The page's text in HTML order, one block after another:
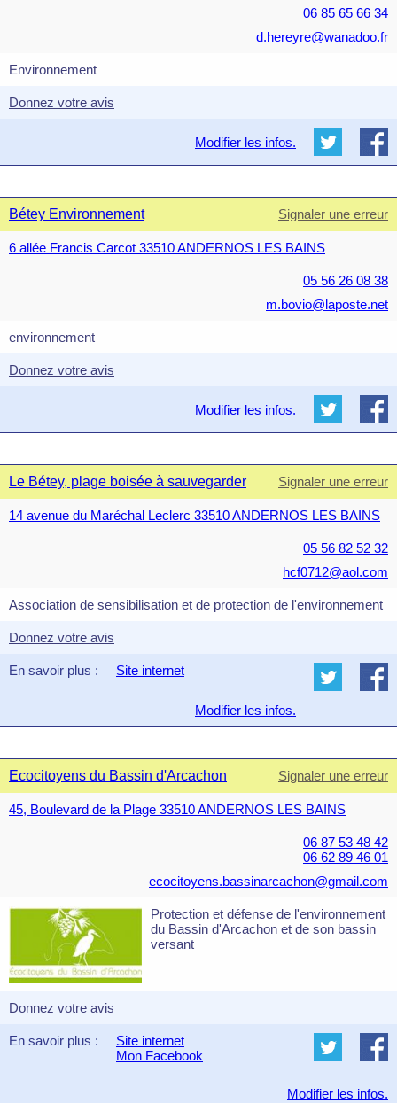
06 85 65 66 34
d.hereyre@wanadoo.fr
Environnement
Donnez votre avis
Modifier les infos.
Bétey Environnement Signaler une erreur
6 allée Francis Carcot 33510 ANDERNOS LES BAINS
05 56 26 08 38
m.bovio@laposte.net
environnement
Donnez votre avis
Modifier les infos.
Le Bétey, plage boisée à sauvegarder Signaler une erreur
14 avenue du Maréchal Leclerc 33510 ANDERNOS LES BAINS
05 56 82 52 32
hcf0712@aol.com
Association de sensibilisation et de protection de l'environnement
Donnez votre avis
En savoir plus : Site internet
Modifier les infos.
Ecocitoyens du Bassin d'Arcachon Signaler une erreur
45, Boulevard de la Plage 33510 ANDERNOS LES BAINS
06 87 53 48 42
06 62 89 46 01
ecocitoyens.bassinarcachon@gmail.com
Protection et défense de l'environnement
du Bassin d'Arcachon et de son bassin
versant
Donnez votre avis
En savoir plus :
Site internet
Mon Facebook
Modifier les infos.